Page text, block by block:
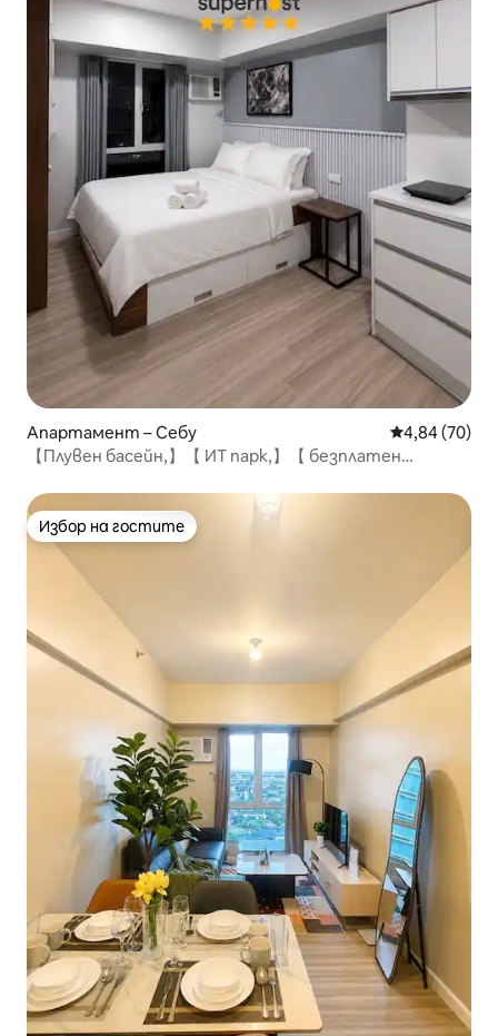
Апартамент – Себу Средна
4,84 (70)
【Плувен басейн,】【 ИТ парк,】【 безплатен
Избор на гостите
Избор на гостите